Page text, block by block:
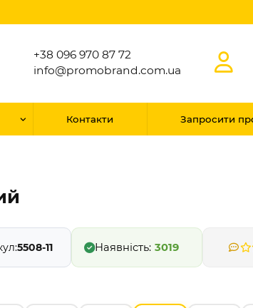
+38 096 970 87 72
info@promobrand.com.ua
Контакти Запросити
5508-11 3019